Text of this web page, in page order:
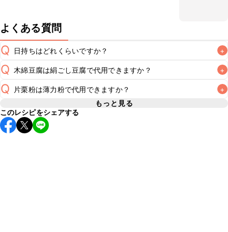
よくある質問
Q 日持ちはどれくらいですか？ +
A
保存期間は冷蔵で翌日中が目安です。なるべくお早めにお召
し上がりください。
こちらの注意事項をご確認の上、正し
Q 木綿豆腐は絹ごし豆腐で代用できますか？ +
A 絹ごし豆腐で代用できます。木綿豆腐と比べて水分が多いた
Q 片栗粉は薄力粉で代用できますか？ +
A 薄力粉で代用できます。タネのゆるさを確認しながら分量を
もっと見る
このレシピをシェアする